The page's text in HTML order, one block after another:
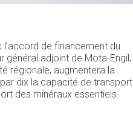
de financement du
général adjoint de Mota-Engil,
régionale, augmentera la
dix la capacité de transport
des minéraux essentiels